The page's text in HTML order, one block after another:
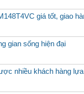
giá tốt, giao
gian sống hiện đại
nhiều khách hàng